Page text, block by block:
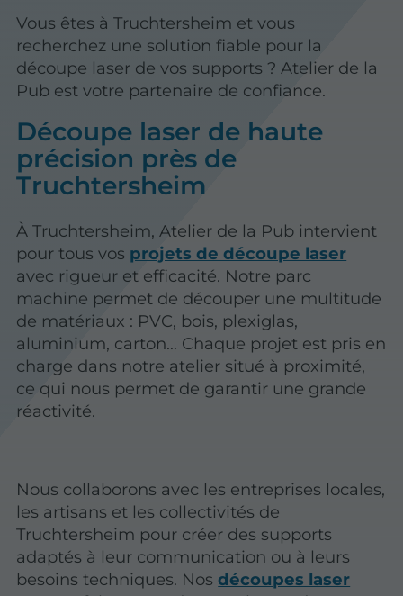
Vous êtes à Truchtersheim et vous
recherchez une solution fiable pour la
découpe laser de vos supports ? Atelier de la
Pub est votre partenaire de confiance.
Découpe laser de haute
précision près de
Truchtersheim
À Truchtersheim, Atelier de la Pub intervient
pour tous vos projets de découpe laser
avec rigueur et efficacité. Notre parc
machine permet de découper une multitude
de matériaux : PVC, bois, plexiglas,
aluminium, carton… Chaque projet est pris en
charge dans notre atelier situé à proximité,
ce qui nous permet de garantir une grande
réactivité.
Nous collaborons avec les entreprises locales,
les artisans et les collectivités de
Truchtersheim pour créer des supports
adaptés à leur communication ou à leurs
besoins techniques. Nosdécoupes laser